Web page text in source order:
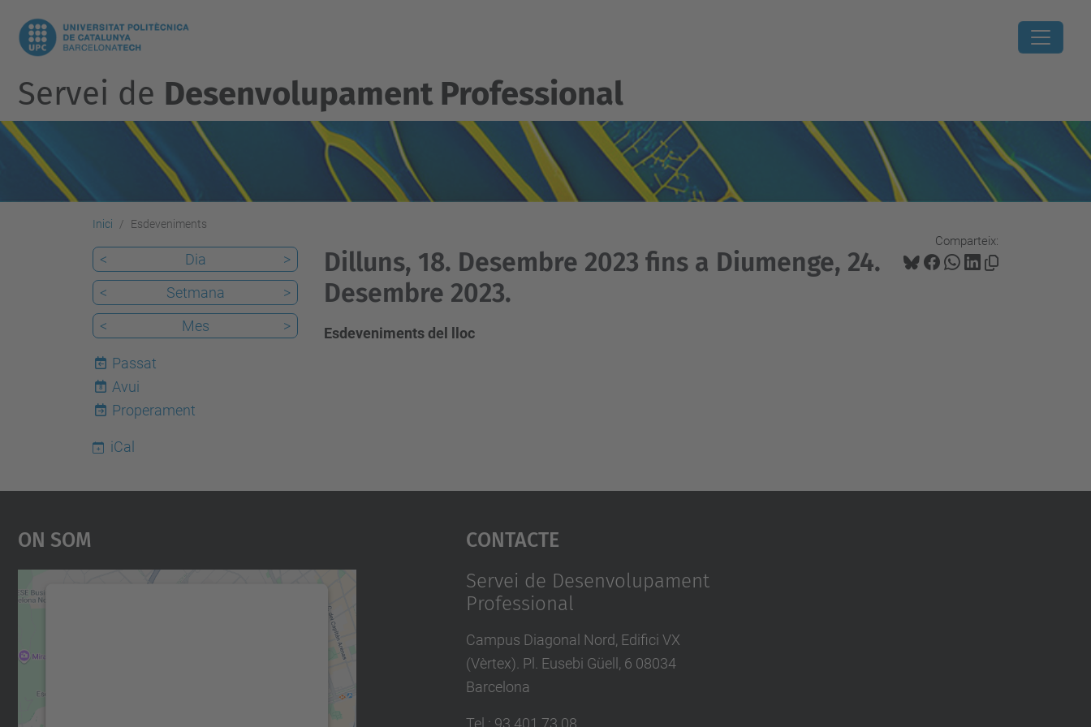
Servei de Desenvolupament Professional
Inici Esdeveniments
Comparteix:
Dilluns, 18. Desembre 2023 fins a Diumenge, 24.
Desembre 2023.
Esdeveniments del lloc
< Dia
>
<
Setmana
>
<
Mes >
Passat
8
Avui
Properament
iCal
On Som Contacte
Servei de Desenvolupament
Professional
Campus Diagonal Nord, Edifici VX
(Vèrtex). Pl. Eusebi Güell, 6 08034
Barcelona
Tel. : 93 401 73 08